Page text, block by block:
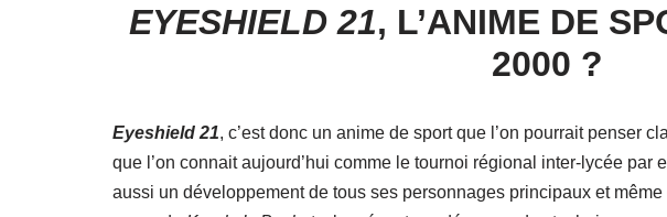
EYESHIELD 21, L’ANIME DE
2000 ?
Eyeshield 21, c’est donc un anime de sport que l’on pourrait penser
que l’on connait aujourd’hui comme le tournoi régional inter-lycée par
aussi un développement de tous ses personnages principaux et